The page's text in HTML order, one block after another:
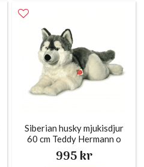
Siberian husky mjukisdjur
60 cm Teddy Hermann o
995 kr